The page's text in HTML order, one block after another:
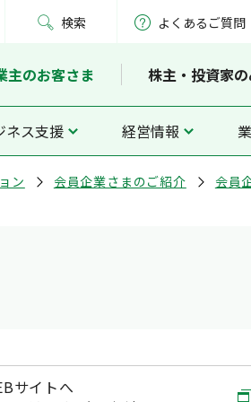
検索 よくあるご質問
主のお客さま 株主・投資家
ネス支援 経営情報
ン 会員企業さまのご紹介
会員
サイトへ